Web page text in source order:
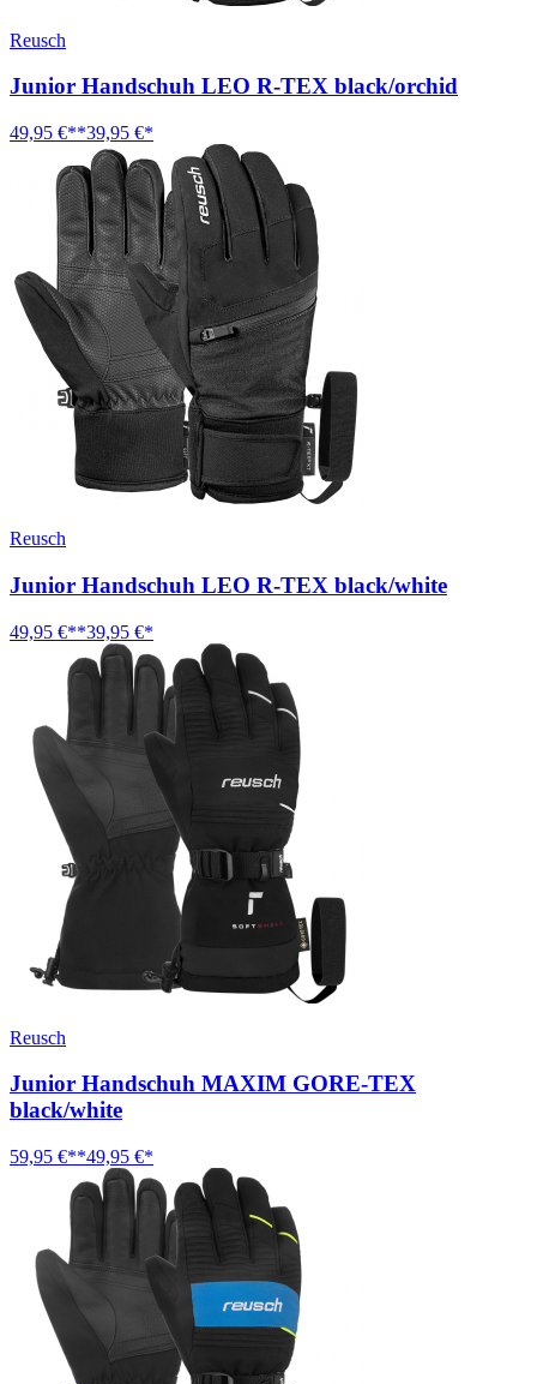
Reusch
Junior Handschuh LEO R-TEX black/orchid
49,95 €**39,95 €*
Reusch
Junior Handschuh LEO R-TEX black/white
49,95 €**39,95 €*
Reusch
Junior Handschuh MAXIM GORE-TEX
black/white
59,95 €**49,95 €*